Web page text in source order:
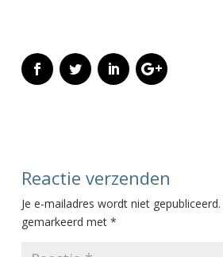
Reactie verzenden
Je e-mailadres wordt niet gepubliceerd.
gemarkeerd met *